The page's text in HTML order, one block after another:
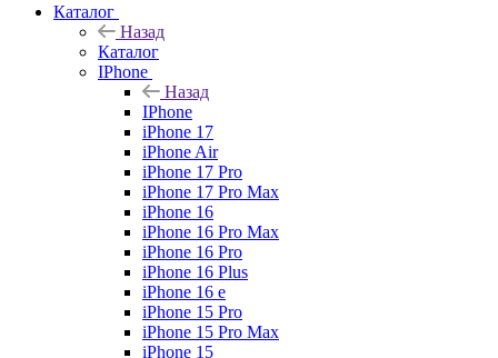
Каталог
Назад
Каталог
IPhone
Назад
IPhone
iPhone 17
iPhone Air
iPhone 17 Pro
iPhone 17 Pro Max
iPhone 16
iPhone 16 Pro Max
iPhone 16 Pro
iPhone 16 Plus
iPhone 16 e
iPhone 15 Pro
iPhone 15 Pro Max
iPhone 15